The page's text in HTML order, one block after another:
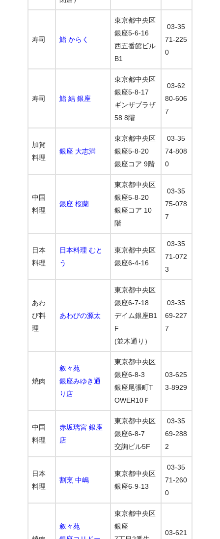
寿司 鮨 からく
東京都中央区
銀座5-6-16
西五番館ビル
B1
03-35
71-225
0
寿司 鮨 結 銀座
東京都中央区
銀座5-8-17
ギンザプラザ
58 8階
03-62
80-606
7
加賀
料理
銀座 大志満
東京都中央区
銀座5-8-20
銀座コア 9階
03-35
74-808
0
中国
料理
銀座 桜蘭
東京都中央区
銀座5-8-20
銀座コア 10
階
03-35
75-078
7
日本
料理
日本料理 むと
う
東京都中央区
銀座6-4-16
03-35
71-072
3
あわ
び料
理
あわびの源太
東京都中央区
銀座6-7-18
デイム銀座B1
F
(並木通り）
03-35
69-227
7
焼肉
叙々苑
銀座みゆき通
り店
東京都中央区
銀座6-8-3
銀座尾張町T
OWER10Ｆ
03-625
3-8929
中国
料理
赤坂璃宮 銀座
店
東京都中央区
銀座6-8-7
交詢ビル5F
03-35
69-288
2
日本
料理
割烹 中嶋
東京都中央区
銀座6-9-13
03-35
71-260
0
叙々苑
東京都中央区
銀座
03-621